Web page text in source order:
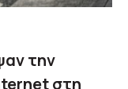
την
στη